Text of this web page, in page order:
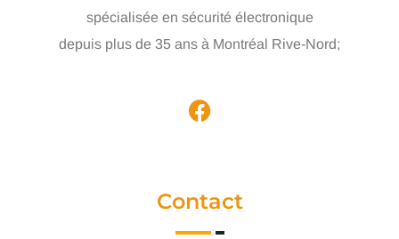
spécialisée en sécurité électronique
depuis plus de 35 ans à Montréal Rive-Nord;
Contact